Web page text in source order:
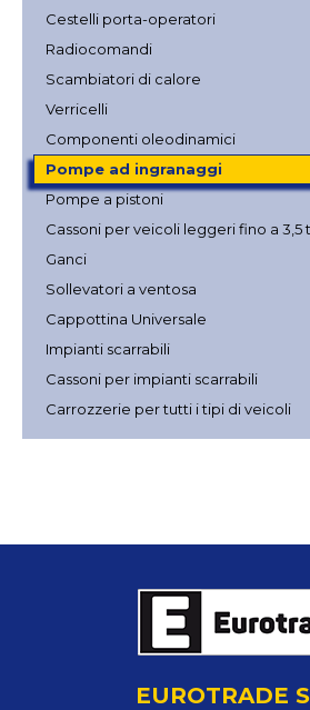
Cestelli porta-operatori
Radiocomandi
Scambiatori di calore
Verricelli
Componenti oleodinamici
Pompe ad ingranaggi
Pompe a pistoni
Cassoni per veicoli leggeri fino a 3,5
Ganci
Sollevatori a ventosa
Cappottina Universale
Impianti scarrabili
Cassoni per impianti scarrabili
Carrozzerie per tutti i tipi di veicoli
EUROTRADE